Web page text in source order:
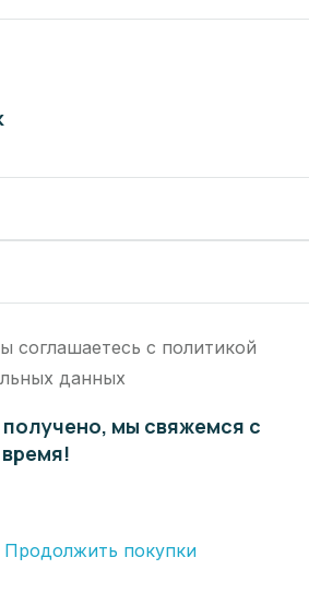
соглашаетесь с политикой
данных
мы свяжемся с
Продолжить покупки